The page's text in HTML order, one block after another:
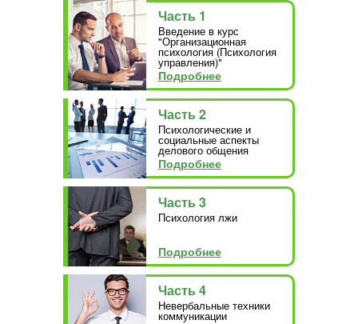
Часть 1
Введение в курс
"Организационная
психология (Психология
управления)"
Подробнее
Часть 2
Психологические и
социальные аспекты
делового общения
Подробнее
Часть 3
Психология лжи
Подробнее
Часть 4
Невербальные техники
коммуникации